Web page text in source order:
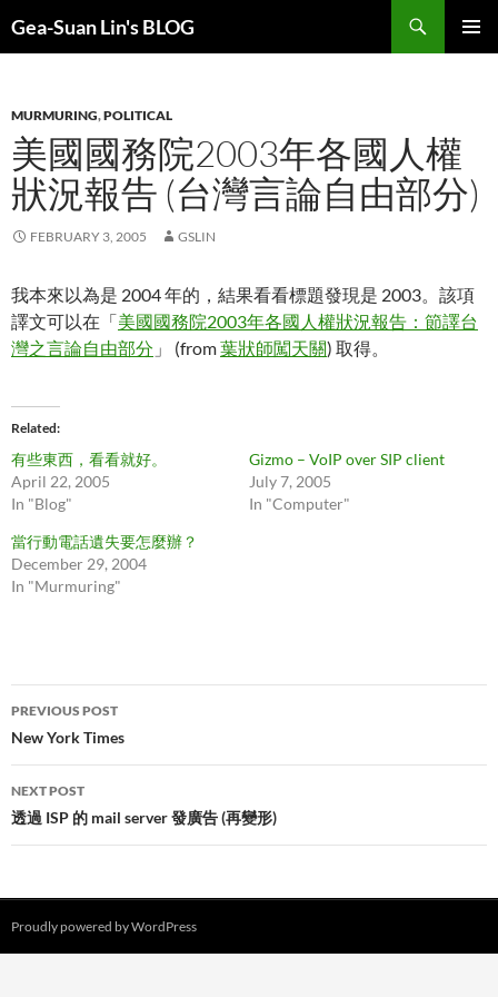
Gea-Suan Lin's BLOG
MURMURING,POLITICAL
美國國務院2003年各國人權
狀況報告 (台灣言論自由部分)
FEBRUARY 3, 2005 GSLIN
我本來以為是 2004 年的，結果看看標題發現是 2003。該項
譯文可以在「美國國務院2003年各國人權狀況報告：節譯台
灣之言論自由部分 」 (from葉狀師闖天關) 取得。
Related
有些東西，看看就好。
April 22, 2005
In "Blog"
Gizmo – VoIP over SIP client
July 7, 2005
In "Computer"
當行動電話遺失要怎麼辦？
December 29, 2004
In "Murmuring"
Post
navigation
PREVIOUS POST
New York Times
NEXT POST
透過 ISP 的 mail server 發廣告 (再變形)
Proudly powered by WordPress